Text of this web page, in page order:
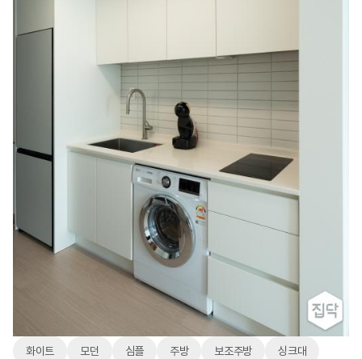
화이트 모던 심플 주방 보조주방 싱크대